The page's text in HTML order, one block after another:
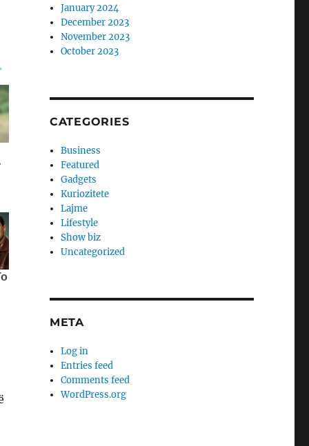
January 2024
December 2023
November 2023
October 2023
CATEGORIES
Business
Featured
Gadgets
Kuriozitete
Lajme
Lifestyle
Show biz
Uncategorized
META
Log in
Entries feed
Comments feed
WordPress.org